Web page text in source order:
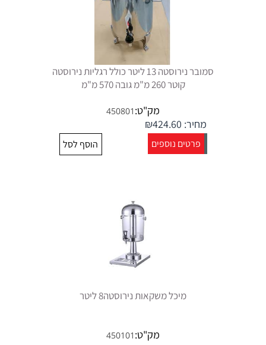
סמובר נירוסטה 13 ליטר כולל רגליות נירוסטה
קוטר 260 מ"מ גובה 570 מ"מ
מק"ט: 450801
מחיר: ₪424.60
פרטים נוספים הוסף לסל
מיכל משקאות נירוסטה8 ליטר
מק"ט: 450101